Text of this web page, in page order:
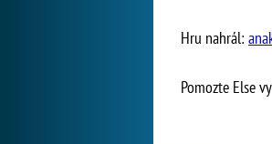
Hru nahrál:
Pomozte Else